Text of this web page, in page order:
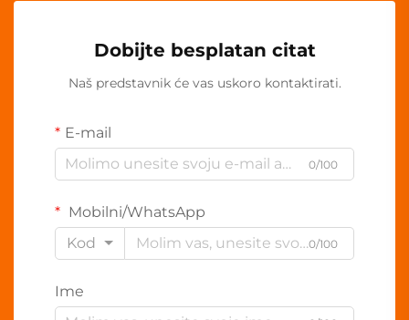
Dobijte besplatan citat
Naš predstavnik će vas uskoro kontaktirati.
E-mail
0/100
Mobilni/WhatsApp
Kod
0/100
Ime